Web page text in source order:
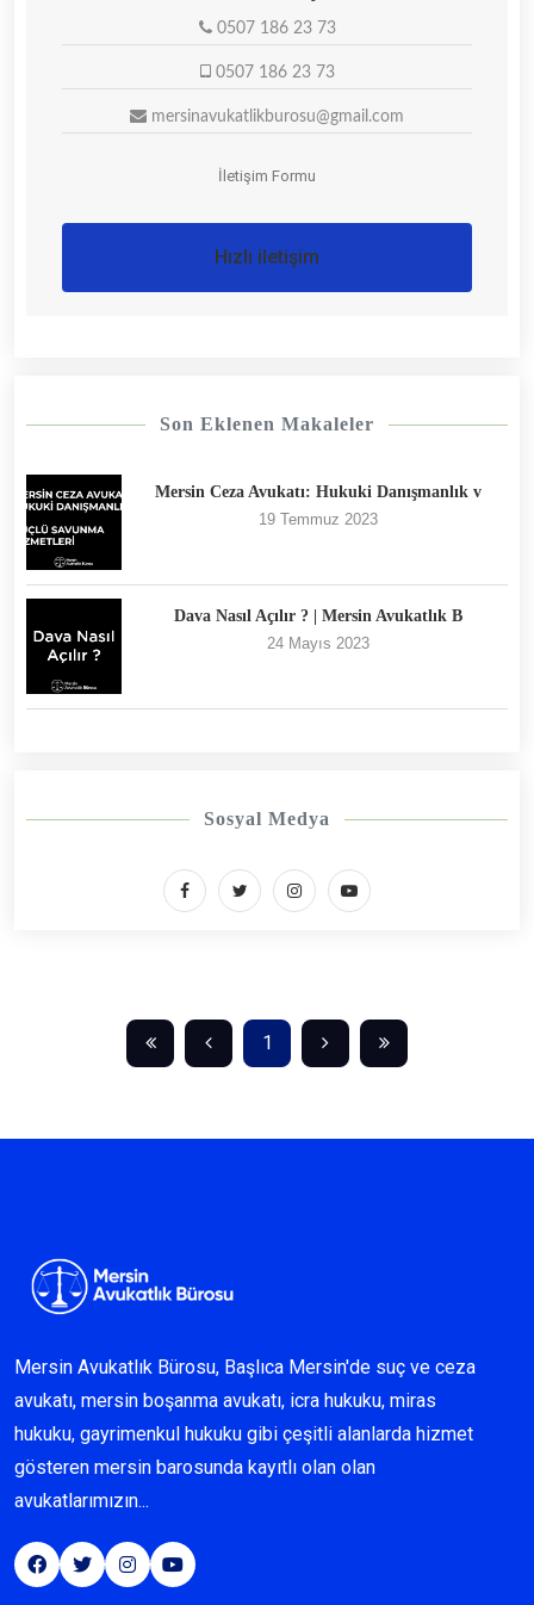
0507 186 23 73
0507 186 23 73
mersinavukatlikburosu@gmail.com
İletişim Formu
Hızlı iletişim
Son Eklenen Makaleler
Mersin Ceza Avukatı: Hukuki Danışmanlık v
19 Temmuz 2023
Dava Nasıl Açılır ? | Mersin Avukatlık B
24 Mayıs 2023
Sosyal Medya
1
Mersin Avukatlık Bürosu, Başlıca Mersin'de suç ve ceza
avukatı, mersin boşanma avukatı, icra hukuku, miras
hukuku, gayrimenkul hukuku gibi çeşitli alanlarda hizmet
gösteren mersin barosunda kayıtlı olan olan
avukatlarımızın...